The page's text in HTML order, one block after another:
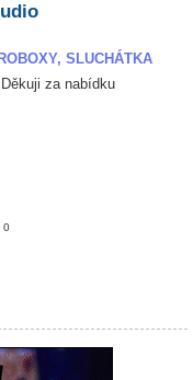
SLUCHÁTKA
za nabídku
0